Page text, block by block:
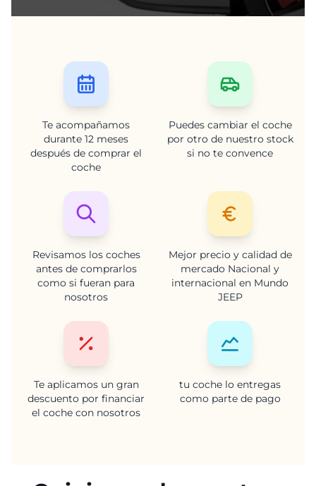
Te acompañamos
durante 12 meses
después de comprar el
coche
Puedes cambiar el coche
por otro de nuestro stock
si no te convence
Revisamos los coches
antes de comprarlos
como si fueran para
nosotros
Mejor precio y calidad de
mercado Nacional y
internacional en Mundo
JEEP
Te aplicamos un gran
descuento por financiar
el coche con nosotros
tu coche lo entregas
como parte de pago